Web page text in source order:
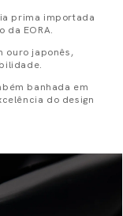
prima importada
da EORA.
ouro japonês,
banhada em
do design